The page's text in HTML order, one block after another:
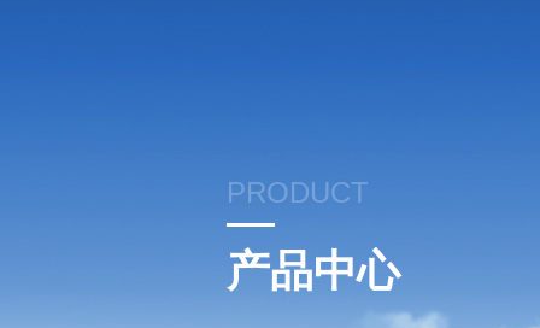
PRODUCT
产品中心